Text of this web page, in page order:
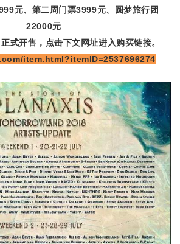
元、 第二周门票3999元、圆梦旅行团
22000元
式开售，点击下文网址进入购买链接。
item.html?itemID=2537696274